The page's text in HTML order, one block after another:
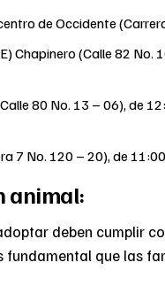
de Occidente
Chapinero (Calle 82 No.
80 No. 13 – 06), de
7 No. 120 – 20), de
animal:
deben cumplir
que las